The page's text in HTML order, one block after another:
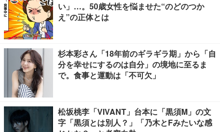
い」…。50歳女性を悩ませた“のどのつか
え”の正体とは
杉本彩さん「18年前のギラギラ期」から「自
分を幸せにするのは自分」の境地に至るま
で。食事と運動は「不可欠」
松坂桃李「VIVANT」台本に「黒須M」の文
字「黒須とは別人？」「乃木とFみたいな感